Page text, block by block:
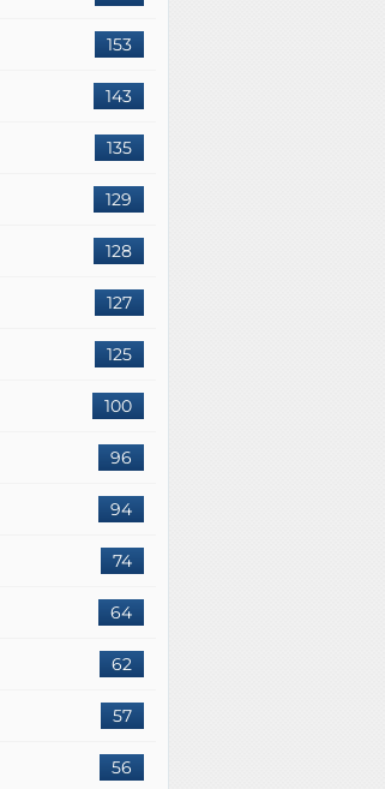
153
143
135
129
128
127
125
100
96
94
74
64
62
57
56